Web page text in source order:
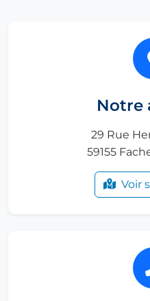
Notre
29 Rue
59155
Voir